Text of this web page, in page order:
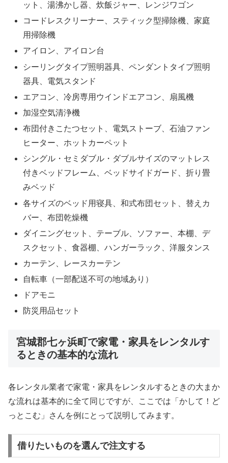
ット、湯沸かし器、炊飯ジャー、レンジワゴン
コードレスクリーナー、スティック型掃除機、家庭
用掃除機
アイロン、アイロン台
シーリングタイプ照明器具、ペンダントタイプ照明
器具、電気スタンド
エアコン、冷房専用ウインドエアコン、扇風機
加湿空気清浄機
布団付きこたつセット、電気ストーブ、石油ファン
ヒーター、ホットカーペット
シングル・セミダブル・ダブルサイズのマットレス
付きベッドフレーム、ベッドサイドガード、折り畳
みベッド
各サイズのベッド用寝具、和式布団セット、替えカ
バー、布団乾燥機
ダイニングセット、テーブル、ソファー、本棚、デ
スクセット、食器棚、ハンガーラック、洋服タンス
カーテン、レースカーテン
自転車（一部配送不可の地域あり）
ドアモニ
防災用品セット
宮城郡七ヶ浜町で家電・家具をレンタルす
るときの基本的な流れ
各レンタル業者で家電・家具をレンタルするときの大まか
な流れは基本的に全て同じですが、ここでは「かして！ど
っとこむ」さんを例にとって説明してみます。
借りたいものを選んで注文する